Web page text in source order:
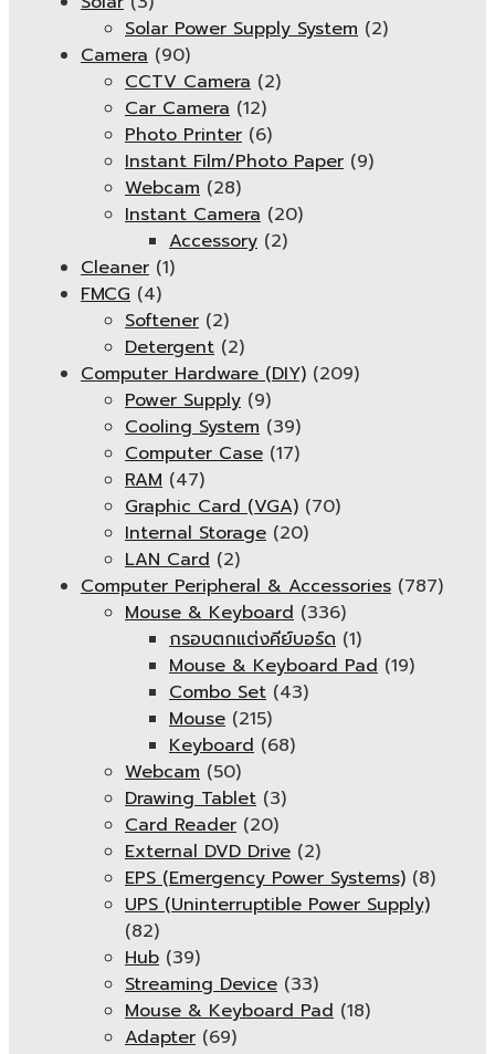
Solar Power Supply System (2)
Camera (90)
CCTV Camera (2)
Car Camera (12)
Photo Printer (6)
Instant Film/Photo Paper (9)
Webcam (28)
Instant Camera (20)
Accessory (2)
Cleaner (1)
FMCG (4)
Softener (2)
Detergent (2)
Computer Hardware (DIY) (209)
Power Supply (9)
Cooling System (39)
Computer Case (17)
RAM (47)
Graphic Card (VGA) (70)
Internal Storage (20)
LAN Card (2)
Computer Peripheral & Accessories (787)
Mouse & Keyboard (336)
กรอบตกแต่งคีย์บอร์ด (1)
Mouse & Keyboard Pad (19)
Combo Set (43)
Mouse (215)
Keyboard (68)
Webcam (50)
Drawing Tablet (3)
Card Reader (20)
External DVD Drive (2)
EPS (Emergency Power Systems) (8)
UPS (Uninterruptible Power Supply)
(82)
Hub (39)
Streaming Device (33)
Mouse & Keyboard Pad (18)
Adapter (69)